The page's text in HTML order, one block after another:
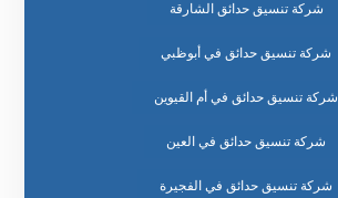
شركة تنسيق حدائق الشارقة
شركة تنسيق حدائق في أبوظبي
شركة تنسيق حدائق في أم القيوين
شركة تنسيق حدائق في العين
شركة تنسيق حدائق في الفجيرة